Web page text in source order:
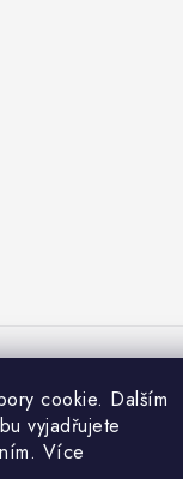
cookie. Dalším
vyjadřujete
Více